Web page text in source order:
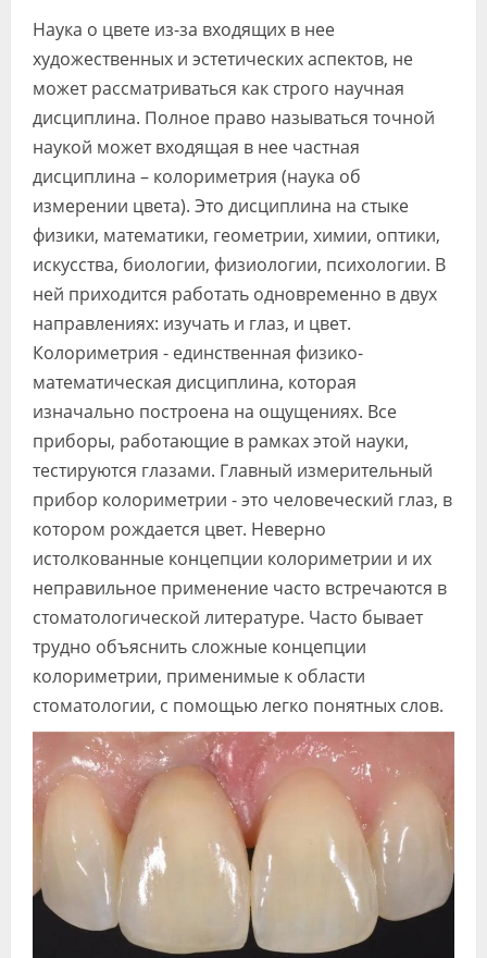
Видео
Форум
Клиники
Специалисты
Галерея
Блоги
Лаборатории
Наука о цвете из-за входящих в нее
художественных и эстетических аспектов, не
может рассматриваться как строго научная
дисциплина. Полное право называться точной
наукой может входящая в нее частная
дисциплина – колориметрия (наука об
измерении цвета). Это дисциплина на стыке
физики, математики, геометрии, химии, оптики,
искусства, биологии, физиологии, психологии. В
ней приходится работать одновременно в двух
направлениях: изучать и глаз, и цвет.
Колориметрия - единственная физико-
математическая дисциплина, которая
изначально построена на ощущениях. Все
приборы, работающие в рамках этой науки,
тестируются глазами. Главный измерительный
прибор колориметрии - это человеческий глаз, в
котором рождается цвет. Неверно
истолкованные концепции колориметрии и их
неправильное применение часто встречаются в
стоматологической литературе. Часто бывает
трудно объяснить сложные концепции
колориметрии, применимые к области
стоматологии, с помощью легко понятных слов.